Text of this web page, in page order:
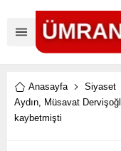
Anasayfa
Siyaset
Aydın, Müsavat
kaybetmişti